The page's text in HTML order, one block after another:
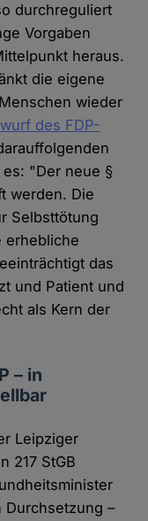
durchreguliert
Vorgaben
heraus.
die eigene
wieder
des FDP-
"Der neue §
werden. Die
Selbsttötung
erhebliche
das
und Patient und
als Kern der
– in
Leipziger
217 StGB
–